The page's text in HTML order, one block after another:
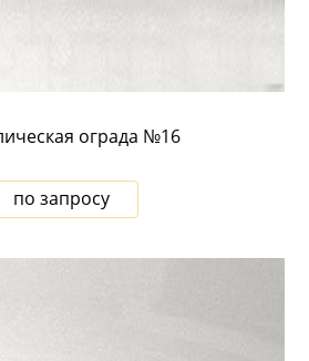
ограда №16
по запросу